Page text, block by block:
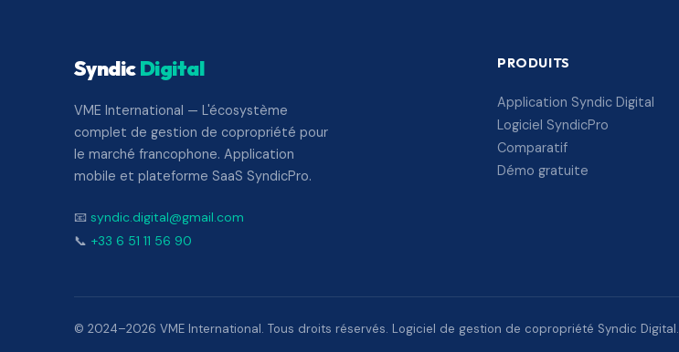
SyndicDigital
VME International — L'écosystème
complet de gestion de copropriété pour
le marché francophone. Application
mobile et plateforme SaaS SyndicPro.
📧 syndic.digital@gmail.com
📞 +33 6 51 11 56 90
PRODUITS
Application Syndic Digital
Logiciel SyndicPro
Comparatif
Démo gratuite
© 2024–2026 VME International. Tous droits réservés. Logiciel de gestion de copropriété Syndic Digital.